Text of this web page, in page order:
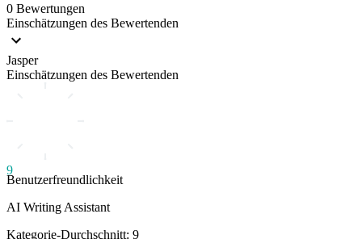
0 Bewertungen
Einschätzungen des Bewertenden
Jasper
Einschätzungen des Bewertenden
9
Benutzerfreundlichkeit
AI Writing Assistant
Kategorie-Durchschnitt: 9